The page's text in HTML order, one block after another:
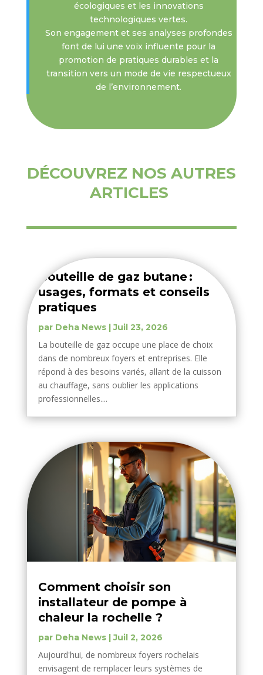
écologiques et les innovations
technologiques vertes.
Son engagement et ses analyses profondes
font de lui une voix influente pour la
promotion de pratiques durables et la
transition vers un mode de vie respectueux
de l’environnement.
DÉCOUVREZ NOS AUTRES
ARTICLES
Bouteille de gaz butane :
usages, formats et conseils
pratiques
par Deha News|Juil 23, 2026
La bouteille de gaz occupe une place de choix
dans de nombreux foyers et entreprises. Elle
répond à des besoins variés, allant de la cuisson
au chauffage, sans oublier les applications
professionnelles....
Comment choisir son
installateur de pompe à
chaleur la rochelle ?
par Deha News|Juil 2, 2026
Aujourd'hui, de nombreux foyers rochelais
envisagent de remplacer leurs systèmes de